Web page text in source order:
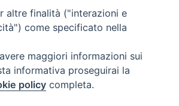
Abbonamento Singola
Copia Digitale
altre finalità ("interazioni e
come specificato nella
maggiori informazioni sui
informativa proseguirai la
policy completa.